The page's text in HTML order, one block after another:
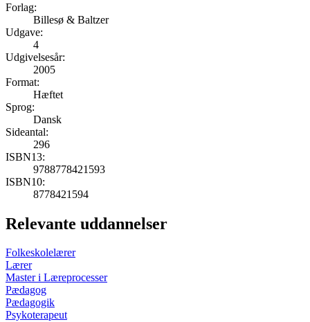
Forlag:
Billesø & Baltzer
Udgave:
4
Udgivelsesår:
2005
Format:
Hæftet
Sprog:
Dansk
Sideantal:
296
ISBN13:
9788778421593
ISBN10:
8778421594
Relevante uddannelser
Folkeskolelærer
Lærer
Master i Læreprocesser
Pædagog
Pædagogik
Psykoterapeut